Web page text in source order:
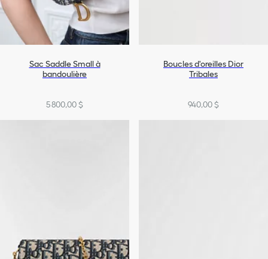
Sac Saddle Small à
bandoulière
5 800,00 $
Boucles d'oreilles Dior
Tribales
940,00 $